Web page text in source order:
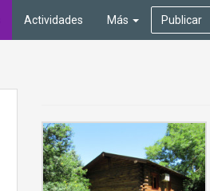
Actividades Más Publicar